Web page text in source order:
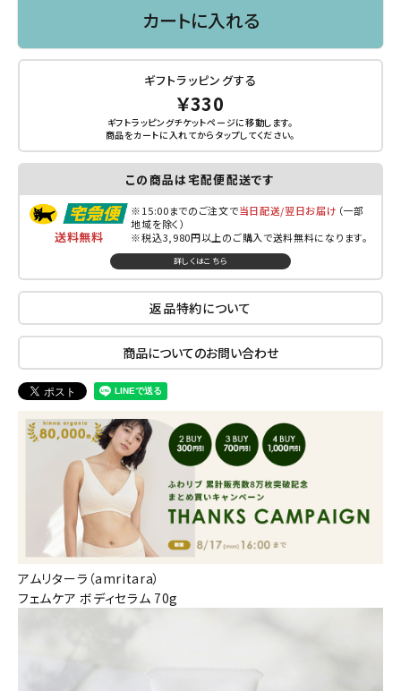
カートに入れる
ギフトラッピングする
￥330
ギフトラッピングチケットページに移動します。
商品をカートに入れてから タップしてください。
この商品は宅配便配送です
送料無料
※15:00までのご注文で当日配送/翌日お届け （一部
地域を除く）
※税込3,980円以上のご購入で送料無料になります。
詳しくはこちら
返品特約について
商品についてのお問い合わせ
アムリターラ（amritara）
フェムケア ボディセラム 70g